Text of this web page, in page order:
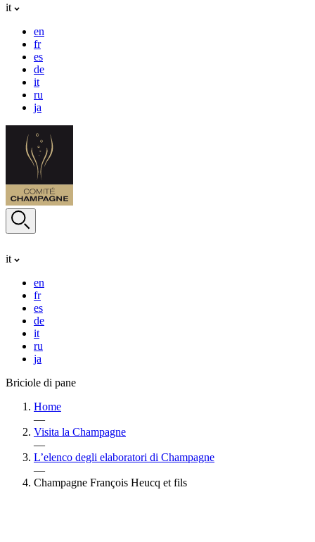
it
en
fr
es
de
it
ru
ja
it
en
fr
es
de
it
ru
ja
Briciole di pane
Home
—
Visita la Champagne
—
L’elenco degli elaboratori di Champagne
—
Champagne François Heucq et fils